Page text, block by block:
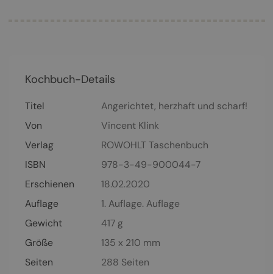
Kochbuch-Details
Titel
Angerichtet, herzhaft und scharf!
Von
Vincent Klink
Verlag
ROWOHLT Taschenbuch
ISBN
978-3-49-900044-7
Erschienen
18.02.2020
Auflage
1. Auflage. Auflage
Gewicht
417 g
Größe
135 x 210 mm
Seiten
288 Seiten